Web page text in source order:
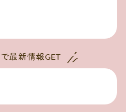
最新情報GET